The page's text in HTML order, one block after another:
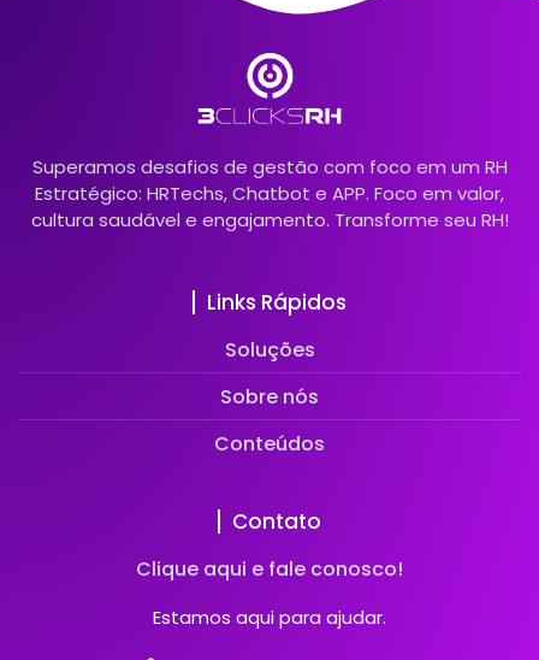
Superamos desafios de gestão com foco em um RH
Estratégico: HRTechs, Chatbot e APP. Foco em valor,
cultura saudável e engajamento. Transforme seu RH!
Links Rápidos
Soluções
Sobre nós
Conteúdos
Contato
Clique aqui e fale conosco!
Estamos aqui para ajudar.